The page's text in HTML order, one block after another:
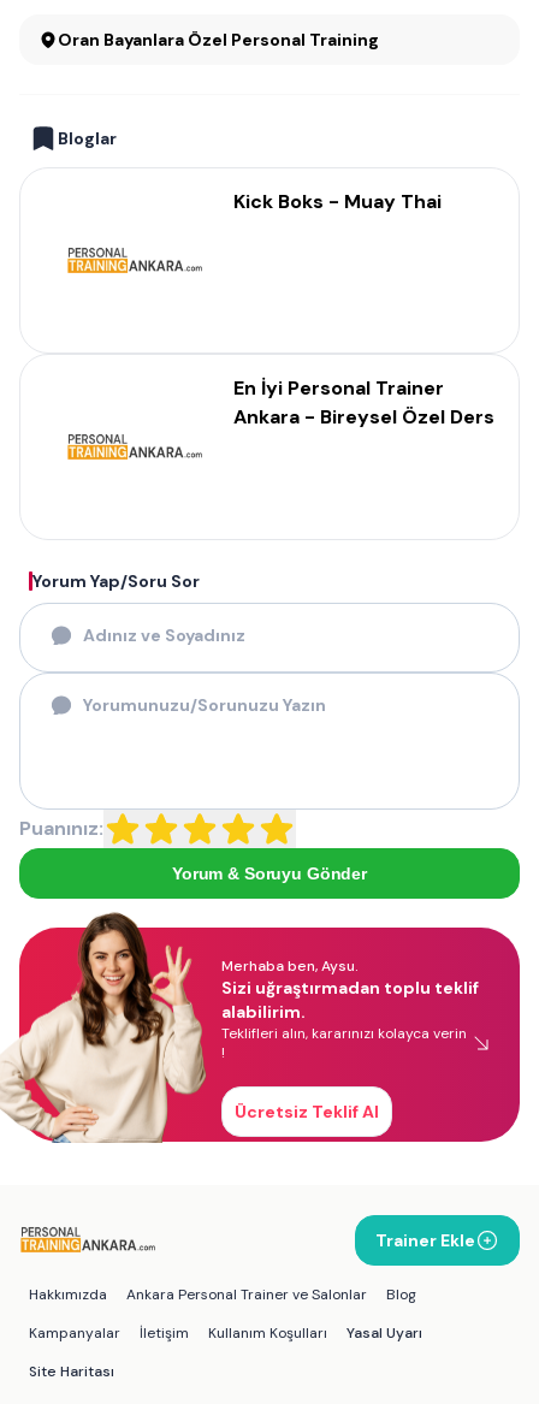
Oran Bayanlara Özel Personal Training
Bloglar
Kick Boks - Muay Thai
En İyi Personal Trainer
Ankara - Bireysel Özel Ders
Yorum Yap/Soru Sor
Puanınız:
Yorum & Soruyu Gönder
Merhaba ben, Aysu.
Sizi uğraştırmadan toplu teklif
alabilirim.
Teklifleri alın, kararınızı kolayca verin
!
Ücretsiz Teklif Al
Trainer Ekle
Hakkımızda Ankara Personal Trainer ve Salonlar
Blog
Kampanyalar
İletişim Kullanım Koşulları
Yasal Uyarı
Site Haritası